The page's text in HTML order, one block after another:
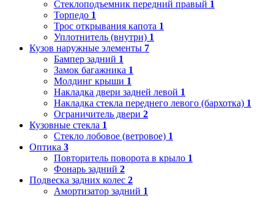
Стеклоподъемник передний правый 1
Торпедо 1
Трос открывания капота 1
Уплотнитель (внутри) 1
Кузов наружные элементы 7
Бампер задний 1
Замок багажника 1
Молдинг крыши 1
Накладка двери задней левой 1
Накладка стекла переднего левого (бархотка) 1
Ограничитель двери 2
Кузовные стекла 1
Стекло лобовое (ветровое) 1
Оптика 3
Повторитель поворота в крыло 1
Фонарь задний 2
Подвеска задних колес 2
Амортизатор задний 1